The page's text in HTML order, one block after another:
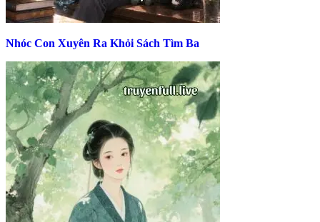
Nhóc Con Xuyên Ra Khỏi Sách Tìm Ba